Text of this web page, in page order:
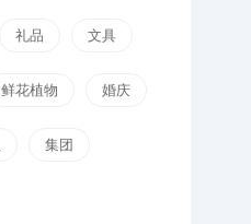
礼品 文具
鲜花植物 婚庆
集团